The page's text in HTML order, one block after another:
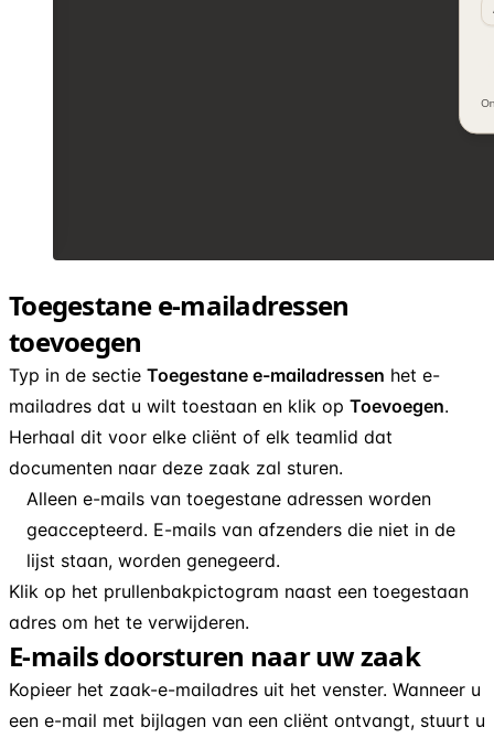
Toegestane e-mailadressen
toevoegen
Typ in de sectie Toegestane e-mailadressen het e-
mailadres dat u wilt toestaan en klik op Toevoegen.
Herhaal dit voor elke cliënt of elk teamlid dat
documenten naar deze zaak zal sturen.
Alleen e-mails van toegestane adressen worden
geaccepteerd. E-mails van afzenders die niet in de
lijst staan, worden genegeerd.
Klik op het prullenbakpictogram naast een toegestaan
adres om het te verwijderen.
E-mails doorsturen naar uw zaak
Kopieer het zaak-e-mailadres uit het venster. Wanneer u
een e-mail met bijlagen van een cliënt ontvangt, stuurt u